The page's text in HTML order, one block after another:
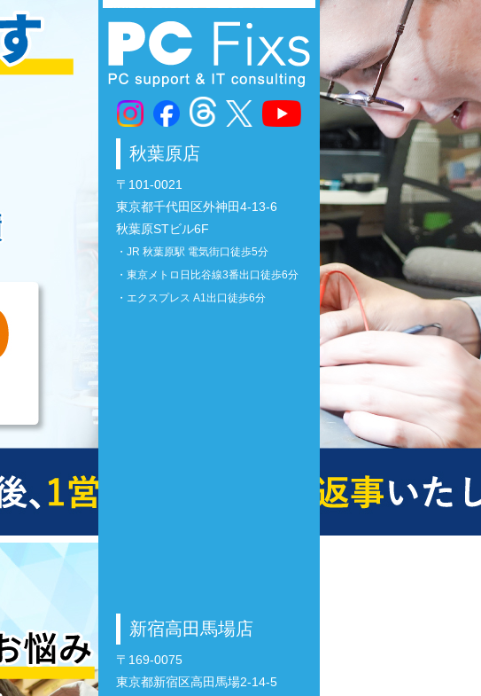
秋葉原店
〒101-0021
東京都千代田区外神田4-13-6
秋葉原STビル6F
・JR 秋葉原駅 電気街口徒歩5分
・東京メトロ日比谷線3番出口徒歩6分
・エクスプレス A1出口徒歩6分
新宿高田馬場店
〒169-0075
東京都新宿区高田馬場2-14-5